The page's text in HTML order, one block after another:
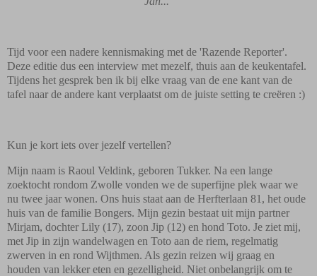
Tijd voor een nadere kennismaking met de 'Razende Reporter'.
Deze editie dus een interview met mezelf, thuis aan de keukentafel.
Tijdens het gesprek ben ik bij elke vraag van de ene kant van de
tafel naar de andere kant verplaatst om de juiste setting te creëren :)
Kun je kort iets over jezelf vertellen?
Mijn naam is Raoul Veldink, geboren Tukker. Na een lange
zoektocht rondom Zwolle vonden we de superfijne plek waar we
nu twee jaar wonen. Ons huis staat aan de Herfterlaan 81, het oude
huis van de familie Bongers. Mijn gezin bestaat uit mijn partner
Mirjam, dochter Lily (17), zoon Jip (12) en hond Toto. Je ziet mij,
met Jip in zijn wandelwagen en Toto aan de riem, regelmatig
zwerven in en rond Wijthmen. Als gezin reizen wij graag en
houden van lekker eten en gezelligheid. Niet onbelangrijk om te